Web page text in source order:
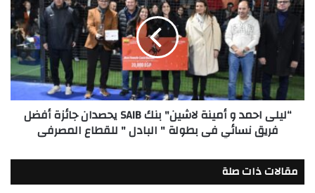
و
أمينة
لاشين"
SAIB
يحصدان
جائزة
أفضل
فى
بطولة
"
“ليلى احمد و أمينة لاشين" بنك SAIB يحصدان جائزة أفضل
فريق نسائي فى بطولة " البادل " للقطاع المصرفى
مقالات ذات صلة